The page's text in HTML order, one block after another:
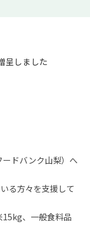
呈しました
ードバンク山梨）へ
る方々を支援して
15kg、一般食料品